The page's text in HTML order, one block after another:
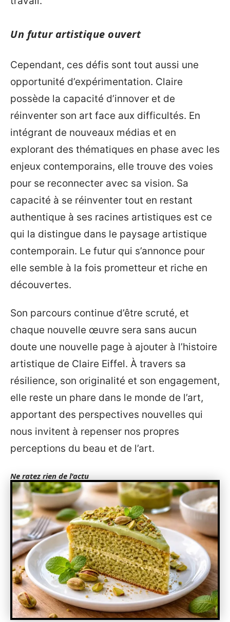
Un futur artistique ouvert
Cependant, ces défis sont tout aussi une
opportunité d’expérimentation. Claire
possède la capacité d’innover et de
réinventer son art face aux difficultés. En
intégrant de nouveaux médias et en
explorant des thématiques en phase avec les
enjeux contemporains, elle trouve des voies
pour se reconnecter avec sa vision. Sa
capacité à se réinventer tout en restant
authentique à ses racines artistiques est ce
qui la distingue dans le paysage artistique
contemporain. Le futur qui s’annonce pour
elle semble à la fois prometteur et riche en
découvertes.
Son parcours continue d’être scruté, et
chaque nouvelle œuvre sera sans aucun
doute une nouvelle page à ajouter à l’histoire
artistique de Claire Eiffel. À travers sa
résilience, son originalité et son engagement,
elle reste un phare dans le monde de l’art,
apportant des perspectives nouvelles qui
nous invitent à repenser nos propres
perceptions du beau et de l’art.
Ne ratez rien de l'actu